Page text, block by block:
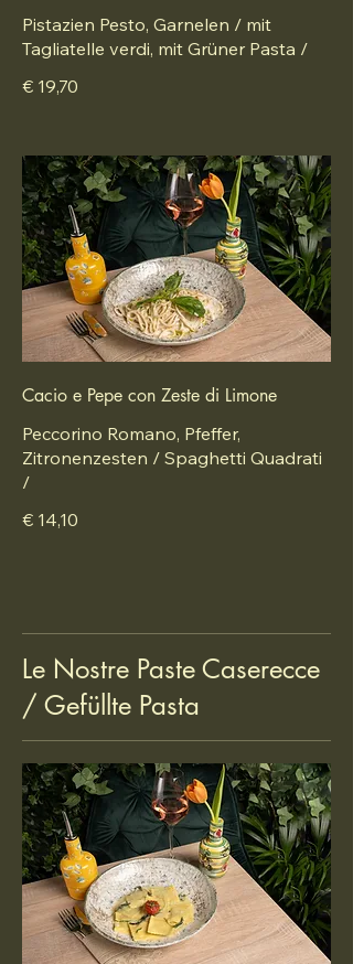
Pistazien Pesto, Garnelen / mit
Tagliatelle verdi, mit Grüner Pasta /
€ 19,70
Cacio e Pepe con Zeste di Limone
Peccorino Romano, Pfeffer,
Zitronenzesten / Spaghetti Quadrati
/
€ 14,10
Le Nostre Paste Caserecce
/ Gefüllte Pasta